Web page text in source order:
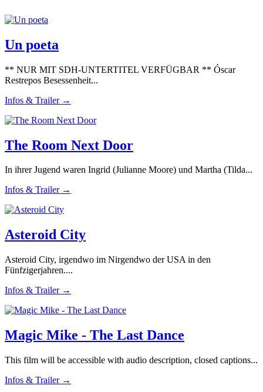
Un poeta
** NUR MIT SDH-UNTERTITEL VERFÜGBAR ** Óscar
Restrepos Besessenheit...
Infos & Trailer →
The Room Next Door
In ihrer Jugend waren Ingrid (Julianne Moore) und Martha (Tilda...
Infos & Trailer →
Asteroid City
Asteroid City, irgendwo im Nirgendwo der USA in den
Fünfzigerjahren....
Infos & Trailer →
Magic Mike - The Last Dance
This film will be accessible with audio description, closed captions...
Infos & Trailer →